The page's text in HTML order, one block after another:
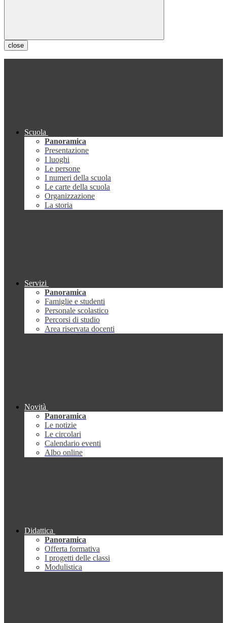
close
Scuola
Panoramica
Presentazione
I luoghi
Le persone
I numeri della scuola
Le carte della scuola
Organizzazione
La storia
Servizi
Panoramica
Famiglie e studenti
Personale scolastico
Percorsi di studio
Area riservata docenti
Novità
Panoramica
Le notizie
Le circolari
Calendario eventi
Albo online
Didattica
Panoramica
Offerta formativa
I progetti delle classi
Modulistica